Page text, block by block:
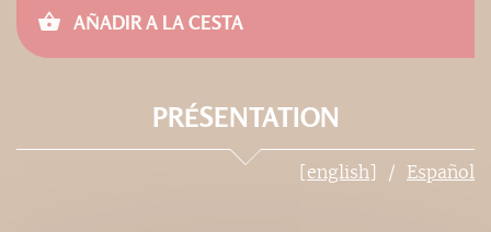
AÑADIR A LA CESTA
PRÉSENTATION
[english] Español